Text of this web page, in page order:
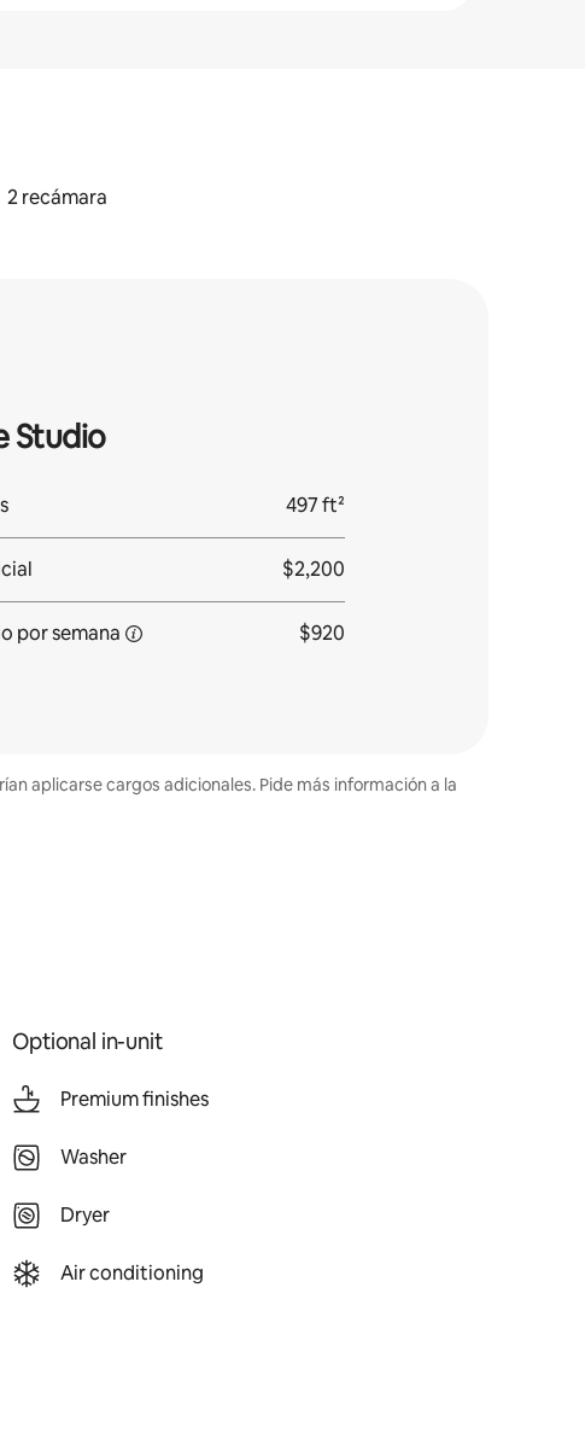
2 recámara
Studio
497 ft²
$2,200
porsemana $920
aplicarse cargos adicionales. Pide más información a la
Optional in-unit
Premium finishes
Washer
Dryer
Air conditioning